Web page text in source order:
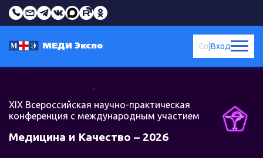
Вход
En
XIX Всероссийская научно-практическая
конференция с международным участием
Медицина и Качество – 2026